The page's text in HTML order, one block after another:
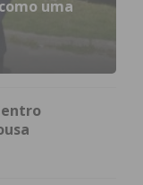
uma